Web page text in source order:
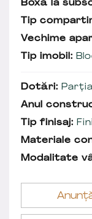
Boxă la
Tip
Vechime
Tip imobil:
Dotări:
Anul
Tip finisaj:
Materiale
Modalitate